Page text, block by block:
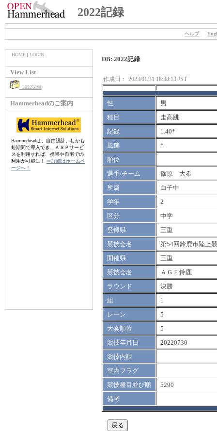
2022記録
ヘルプ
HOME| LOGIN
View List
2022記録
Hammerheadのご案内
Hammerheadは、自由設計、しかも
短期間で導入でき、ＡＳＰサービ
スを利用すれば、携帯や自宅での
利用が可能に！
⇒詳細はホームペ
ージへ！
DB: 2022記録
作成日： 2023/01/31 18:38:13 JST
性
男
種目
走高跳
記録
1.40*
風速
*
順位
選手/チーム
篠原 大希
所属
白子中
学年
2
区分
中学
登録県
三重
競技会名
第54回鈴鹿市陸上
開催県
三重
競技会名
ＡＧＦ鈴鹿
ラウンド
決勝
組
1
レーン
5
大会順位
5
競技年月日
20220730
競技内訳
室内フラグ
競技種目並び順
5290
備考